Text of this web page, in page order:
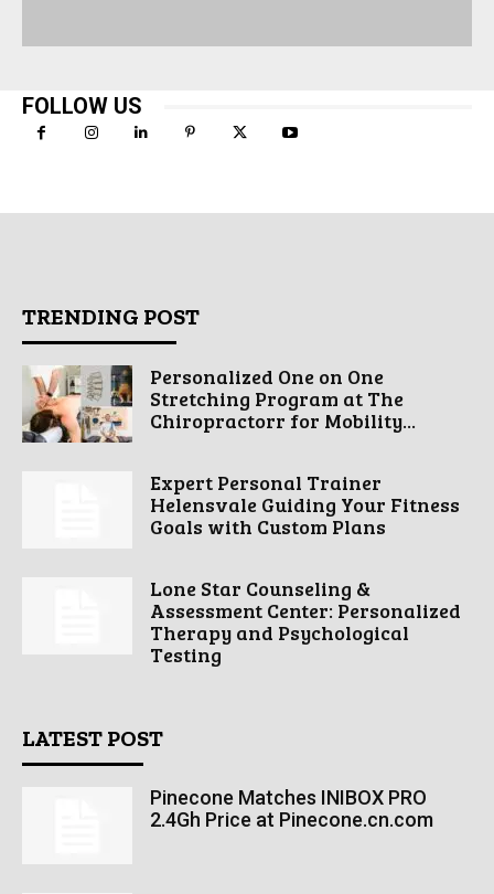
FOLLOW US
TRENDING POST
Personalized One on One
Stretching Program at The
Chiropractorr for Mobility...
Expert Personal Trainer
Helensvale Guiding Your Fitness
Goals with Custom Plans
Lone Star Counseling &
Assessment Center: Personalized
Therapy and Psychological
Testing
LATEST POST
Pinecone Matches INIBOX PRO
2.4Gh Price at Pinecone.cn.com